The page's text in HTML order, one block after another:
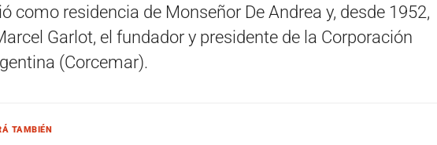
como residencia de Monseñor De Andrea y, desde 1952,
Garlot, el fundador y presidente de la Corporación
(Corcemar).
TAMBIÉN